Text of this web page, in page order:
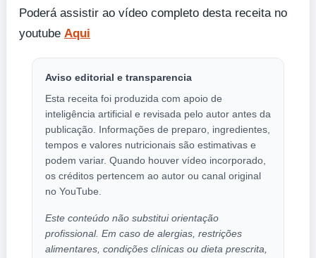
Poderá assistir ao vídeo completo desta receita no
youtube Aqui
Aviso editorial e transparencia
Esta receita foi produzida com apoio de
inteligência artificial e revisada pelo autor antes da
publicação. Informações de preparo, ingredientes,
tempos e valores nutricionais são estimativas e
podem variar. Quando houver vídeo incorporado,
os créditos pertencem ao autor ou canal original
no YouTube.
Este conteúdo não substitui orientação
profissional. Em caso de alergias, restrições
alimentares, condições clínicas ou dieta prescrita,